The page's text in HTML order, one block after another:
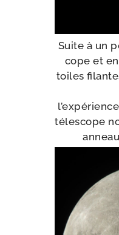
Suite à un
cope et
toiles
téles­cope